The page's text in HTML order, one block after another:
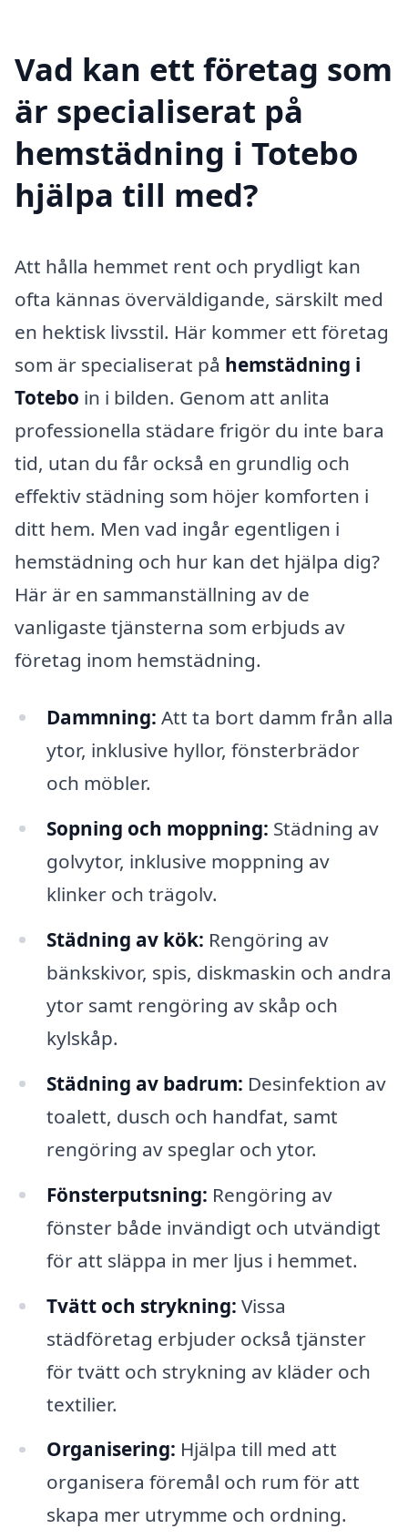
Vad kan ett företag som
är specialiserat på
hemstädning i Totebo
hjälpa till med?
Att hålla hemmet rent och prydligt kan
ofta kännas överväldigande, särskilt med
en hektisk livsstil. Här kommer ett företag
som är specialiserat på hemstädning i
Totebo in i bilden. Genom att anlita
professionella städare frigör du inte bara
tid, utan du får också en grundlig och
effektiv städning som höjer komforten i
ditt hem. Men vad ingår egentligen i
hemstädning och hur kan det hjälpa dig?
Här är en sammanställning av de
vanligaste tjänsterna som erbjuds av
företag inom hemstädning.
Dammning: Att ta bort damm från alla
ytor, inklusive hyllor, fönsterbrädor
och möbler.
Sopning och moppning: Städning av
golvytor, inklusive moppning av
klinker och trägolv.
Städning av kök: Rengöring av
bänkskivor, spis, diskmaskin och andra
ytor samt rengöring av skåp och
kylskåp.
Städning av badrum: Desinfektion av
toalett, dusch och handfat, samt
rengöring av speglar och ytor.
Fönsterputsning: Rengöring av
fönster både invändigt och utvändigt
för att släppa in mer ljus i hemmet.
Tvätt och strykning: Vissa
städföretag erbjuder också tjänster
för tvätt och strykning av kläder och
textilier.
Organisering: Hjälpa till med att
organisera föremål och rum för att
skapa mer utrymme och ordning.